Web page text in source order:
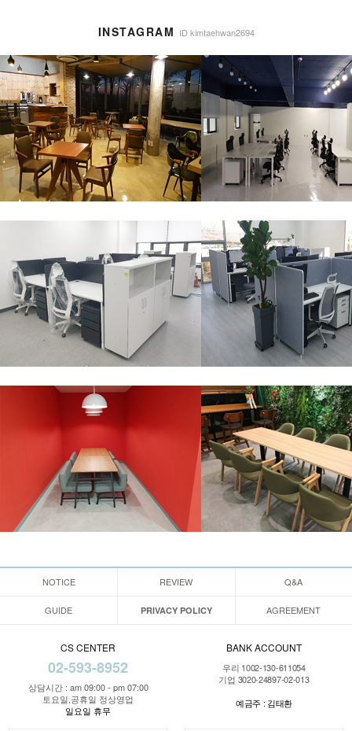
INSTAGRAM ID kimtaehwan2694
NOTICE REVIEW Q&A
GUIDE PRIVACY POLICY AGREEMENT
CS CENTER
02-593-8952
상담시간 : am 09:00 - pm 07:00
토요일,공휴일 정상영업
일요일 휴무
BANK ACCOUNT
우리 1002-130-611054
기업 3020-24897-02-013
예금주 : 김태환